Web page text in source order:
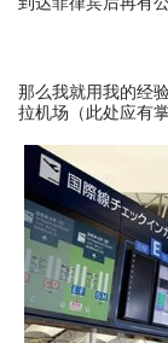
那么我就用我的经
拉机场（此处应有